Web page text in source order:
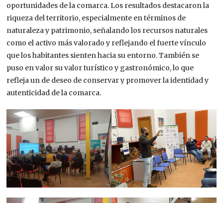
oportunidades de la comarca. Los resultados destacaron la
riqueza del territorio, especialmente en términos de
naturaleza y patrimonio, señalando los recursos naturales
como el activo más valorado y reflejando el fuerte vínculo
que los habitantes sienten hacia su entorno. También se
puso en valor su valor turístico y gastronómico, lo que
refleja un de deseo de conservar y promover la identidad y
autenticidad de la comarca.